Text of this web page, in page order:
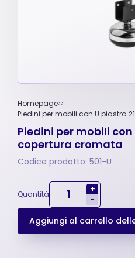
Homepage
Piedini per mobili con U piastra
Piedini per mobili con
copertura cromata
Codice prodotto: 501-U
Quantità
+
-
Aggiungi al carrello